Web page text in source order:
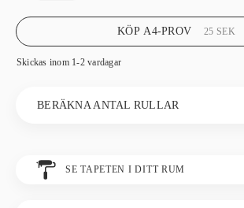
Skickas inom 1-2 vardagar
BERÄKNA ANTAL RULLAR
KÖP A4-PROV 25 SEK
SE TAPETEN I DITT RUM